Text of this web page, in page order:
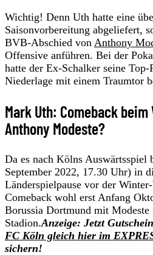
Wichtig! Denn Uth hatte eine
Saisonvorbereitung abgeliefert,
BVB-Abschied von Anthony
Offensive anführen. Bei der
hatte der Ex-Schalker seine
Niederlage mit einem Traumtor
Mark Uth: Comeback
Anthony Modeste?
Da es nach Kölns
September 2022, 17.30 Uhr) in
Länderspielpause vor der
Comeback wohl erst Anfang
Borussia Dortmund mit
Stadion.Anzeige: Jetzt
FC Köln gleich hier im
sichern!